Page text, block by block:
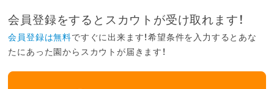
会員登録をするとスカウトが受け取れます！
会員登録は無料ですぐに出来ます！希望条件を入力するとあな
たにあった園からスカウトが届きます！